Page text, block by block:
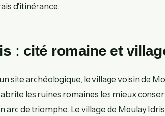
d'itinérance.
: cité romaine et
site archéologique, le village voisin de
les ruines romaines les mieux
arc de triomphe. Le village de Moulay